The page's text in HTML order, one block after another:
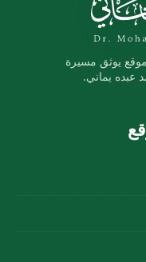
يوثق مسيرة
عبده يماني.